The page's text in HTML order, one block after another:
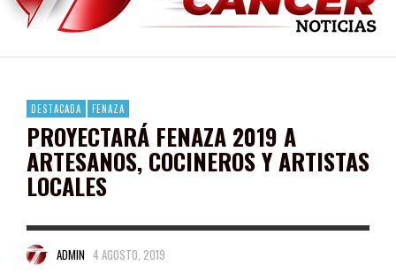
EGRESA GOBIERNO DE PEPE SALDÍVAR A 500 NUEVAS EMPRESARIAS
SON MUJERES GUADALUPENSES PRINCIPALES BENEFICIADAS DEL PROGRAMA
DESTACADA FENAZA
PROYECTARÁ FENAZA 2019 A
ARTESANOS, COCINEROS Y ARTISTAS
LOCALES
ADMIN 4 AGOSTO, 2019